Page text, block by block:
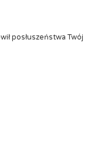
posłuszeństwa Twój